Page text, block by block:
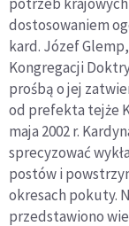
dostosowaniem
kard. Józef Glemp,
Kongregacji
prośbą o jej
od prefekta tejże
maja 2002 r.
sprecyzować
postów i
okresach pokuty.
przedstawiono